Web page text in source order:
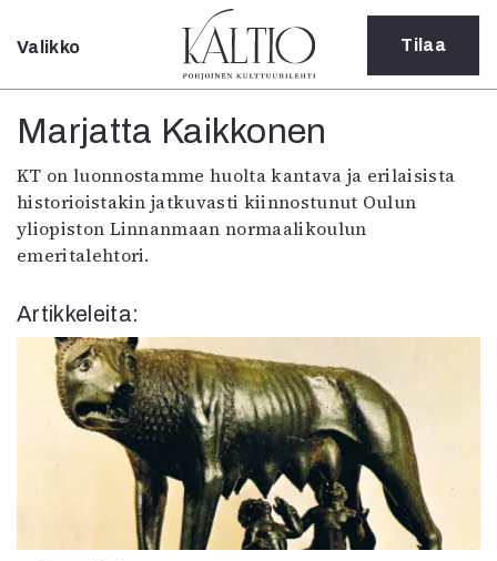
Sulje
Kategoriat
Teatteri
Tanssi
Tanssi
Paperilehdestä
Oulu2026
Näyttelyt
Musiikki
Levyt
Kuvataide
Kirjat
In English
Valikko Tilaa
Marjatta Kaikkonen
KT on luonnostamme huolta kantava ja erilaisista
historioistakin jatkuvasti kiinnostunut Oulun
yliopiston Linnanmaan normaalikoulun
emeritalehtori.
Artikkeleita: